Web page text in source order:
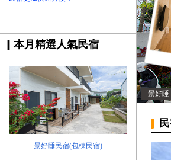
本月精選人氣民宿
景好睡民宿(包棟民宿)
景好睡